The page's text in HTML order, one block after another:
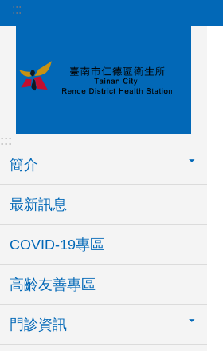
跳到主要內容區塊
:::
:::
簡介
最新訊息
COVID-19專區
高齡友善專區
門診資訊